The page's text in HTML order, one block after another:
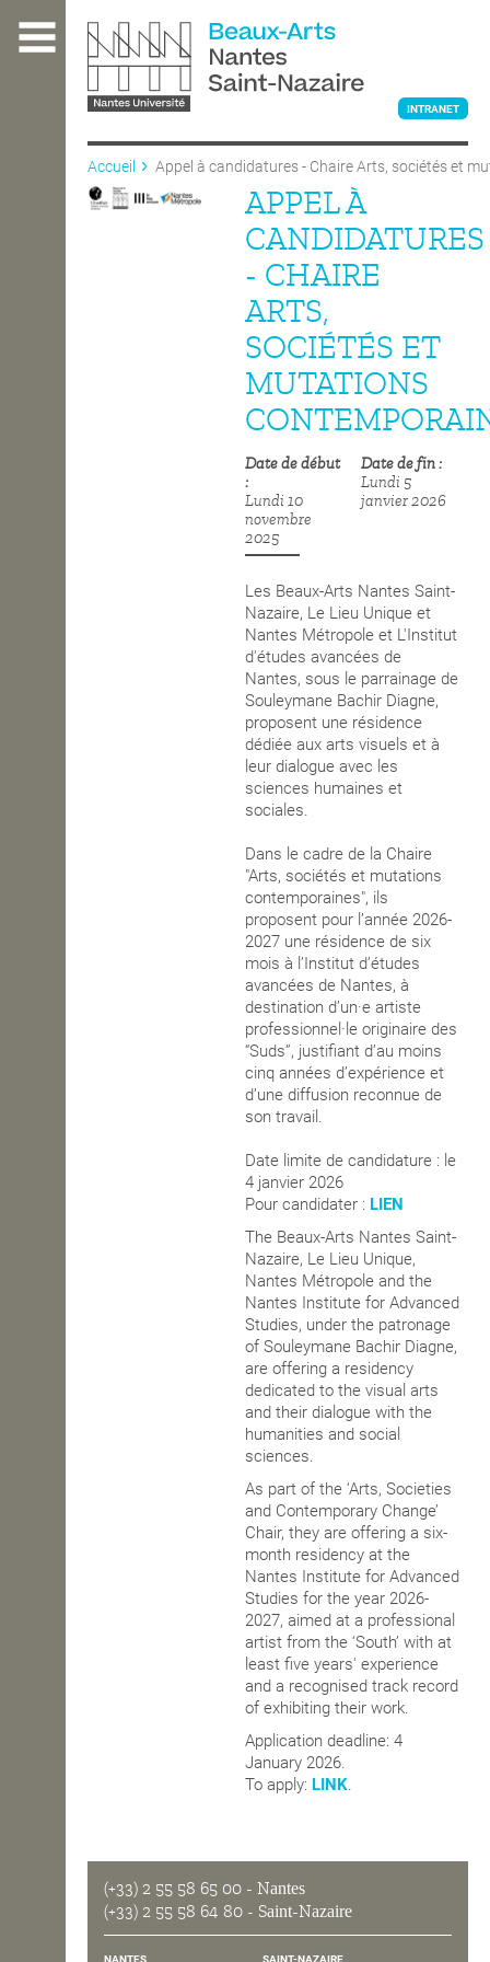
contenu
L'ÉCOLE
INTRANET
Accueil
Appel à candidatures - Chaire Arts, sociétés et
APPEL À
CANDIDATURES
- CHAIRE
ARTS,
SOCIÉTÉS ET
MUTATIONS
Date de début
Lundi 10
novembre
2025
Date de fin
Lundi 5
janvier 2026
Les Beaux-Arts Nantes Saint-
Nazaire, Le Lieu Unique et
Nantes Métropole et L'Institut
d'études avancées de
Nantes, sous le parrainage de
Souleymane Bachir Diagne,
proposent une résidence
dédiée aux arts visuels et à
leur dialogue avec les
sciences humaines et
sociales.
Dans le cadre de la Chaire
"Arts, sociétés et mutations
contemporaines", ils
proposent pour l’année 2026-
2027 une résidence de six
mois à l’Institut d’études
avancées de Nantes, à
destination d’un·e artiste
professionnel·le originaire des
“Suds”, justifiant d’au moins
cinq années d’expérience et
d’une diffusion reconnue de
son travail.
Date limite de candidature : le
4 janvier 2026
Pour candidater : LIEN
The Beaux-Arts Nantes Saint-
Nazaire, Le Lieu Unique,
Nantes Métropole and the
Nantes Institute for Advanced
Studies, under the patronage
of Souleymane Bachir Diagne,
are offering a residency
dedicated to the visual arts
and their dialogue with the
humanities and social
sciences.
As part of the ‘Arts, Societies
and Contemporary Change’
Chair, they are offering a six-
month residency at the
Nantes Institute for Advanced
Studies for the year 2026-
2027, aimed at a professional
artist from the ‘South’ with at
least five years' experience
and a recognised track record
of exhibiting their work.
Application deadline: 4
January 2026.
To apply: LINK.
(+33) 2 55 58 65 00 - Nantes
(+33) 2 55 58 64 80 - Saint-Nazaire